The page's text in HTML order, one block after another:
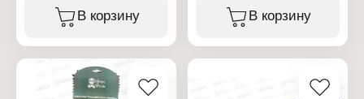
поверхностей. Она
оснащена удобной
комфорт при
использовании.
В корзину
Назначение: для щеток
Размер: 130 см
В корзину